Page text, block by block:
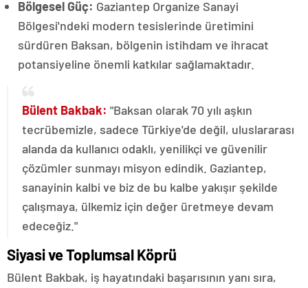
Bölgesel Güç: Gaziantep Organize Sanayi
Bölgesi'ndeki modern tesislerinde üretimini
sürdüren Baksan, bölgenin istihdam ve ihracat
potansiyeline önemli katkılar sağlamaktadır.
Bülent Bakbak: "Baksan olarak 70 yılı aşkın
tecrübemizle, sadece Türkiye'de değil, uluslararası
alanda da kullanıcı odaklı, yenilikçi ve güvenilir
çözümler sunmayı misyon edindik. Gaziantep,
sanayinin kalbi ve biz de bu kalbe yakışır şekilde
çalışmaya, ülkemiz için değer üretmeye devam
edeceğiz."
Siyasi ve Toplumsal Köprü
Bülent Bakbak, iş hayatındaki başarısının yanı sıra,